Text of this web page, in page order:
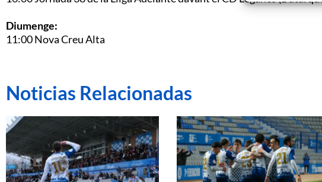
Diumenge:
11:00 Nova Creu Alta
Noticias Relacionadas